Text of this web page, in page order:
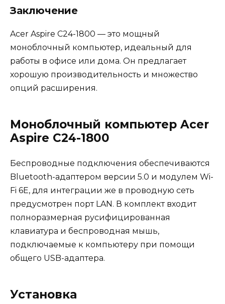
Заключение
Acer Aspire C24-1800 — это мощный
моноблочный компьютер, идеальный для
работы в офисе или дома. Он предлагает
хорошую производительность и множество
опций расширения.
Моноблочный компьютер Acer
Aspire C24-1800
Беспроводные подключения обеспечиваются
Bluetooth-адаптером версии 5.0 и модулем Wi-
Fi 6E, для интеграции же в проводную сеть
предусмотрен порт LAN. В комплект входит
полноразмерная русифицированная
клавиатура и беспроводная мышь,
подключаемые к компьютеру при помощи
общего USB-адаптера.
Установка